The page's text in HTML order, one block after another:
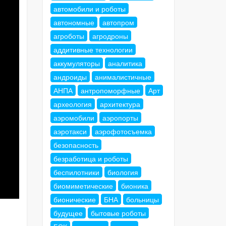
автомобили и роботы
автономные
автопром
агроботы
агродроны
аддитивные технологии
аккумуляторы
аналитика
андроиды
анималистичные
АНПА
антропоморфные
Арт
археология
архитектура
аэромобили
аэропорты
аэротакси
аэрофотосъемка
безопасность
безработица и роботы
беспилотники
биология
биомиметические
бионика
бионические
БНА
больницы
будущее
бытовые роботы